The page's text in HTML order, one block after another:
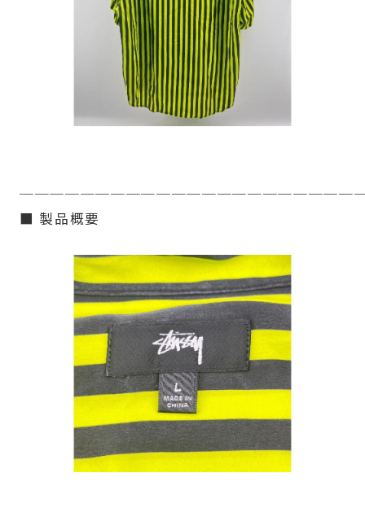
■ 製品概要